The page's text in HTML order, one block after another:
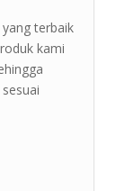
terbaik
kami